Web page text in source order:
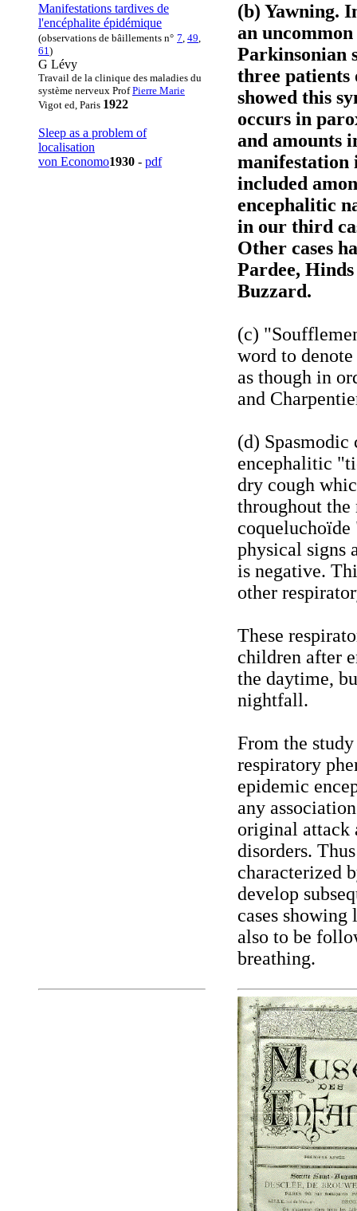
Manifestations tardives de
l'encéphalite épidémique
(observations de bâillements n° 7, 49,
61)
G Lévy
Travail de la clinique des maladies du
système nerveux ProfPierre Marie
Vigot ed, Paris 1922
Sleep as a problem of
localisation
von Economo1930 - pdf
(b) Yawning.
an
Parkinsonian
three patients
showed this
occurs in
and amounts
manifestation
included
encephalitic
in our third
Other cases
Pardee,
Buzzard.
(c)
word to
as though in
and
(d) Spasmodic
encephalitic
dry cough
throughout
physical signs
is negative.
other
These
children after
the daytime,
nightfall.
From the
respiratory
epidemic
any
original attack
disorders.
characterized
develop
cases
also to be
breathing.